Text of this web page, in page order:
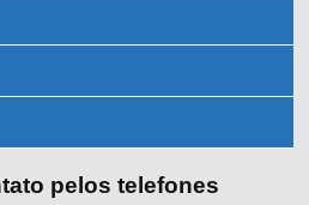
pelos telefones